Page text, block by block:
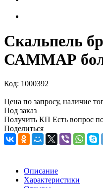
Скальпель
САММАР
Код: 1000392
Цена по запросу, наличие
Под заказ
Получить КП Есть вопрос
Поделиться
Описание
Характеристики